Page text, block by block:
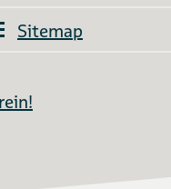
Sitemap